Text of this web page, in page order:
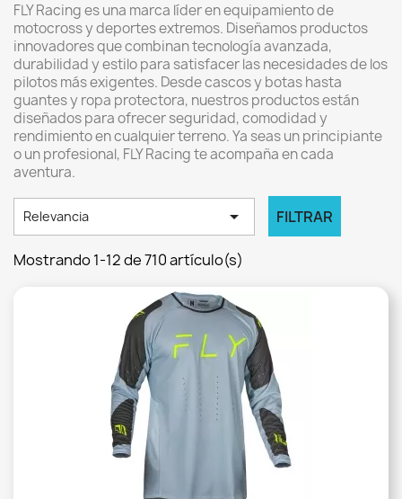
FLY Racing es una marca líder en equipamiento de
motocross y deportes extremos. Diseñamos productos
innovadores que combinan tecnología avanzada,
durabilidad y estilo para satisfacer las necesidades de los
pilotos más exigentes. Desde cascos y botas hasta
guantes y ropa protectora, nuestros productos están
diseñados para ofrecer seguridad, comodidad y
rendimiento en cualquier terreno. Ya seas un principiante
o un profesional, FLY Racing te acompaña en cada
aventura.
Relevancia  FILTRAR
Mostrando 1-12 de 710 artículo(s)